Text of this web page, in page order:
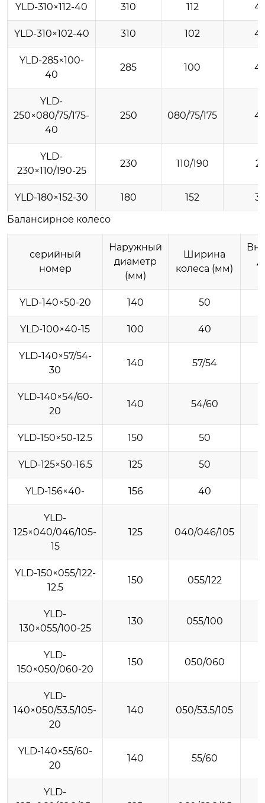
YLD-310×112-40 310 112
YLD-310×102-40 310 102
YLD-285×100-
40
285 100
YLD-
250×080/75/175-
40
250 080/75/175
YLD-
230×110/190-25
230 110/190
YLD-180×152-30 180 152
Балансирное колесо
серийный
номер
Наружный
диаметр
(мм)
Ширина
колеса (мм)
YLD-140×50-20 140 50
YLD-100×40-15 100 40
YLD-140×57/54-
30
140 57/54
YLD-140×54/60-
20
140 54/60
YLD-150×50-12.5 150 50
YLD-125×50-16.5 125 50
YLD-156×40- 156 40
YLD-
125×040/046/105-
15
125 040/046/105
YLD-150×055/122-
12.5
150 055/122
YLD-
130×055/100-25
130 055/100
YLD-
150×050/060-20
150 050/060
YLD-
140×050/53.5/105-
20
140 050/53.5/105
YLD-140×55/60-
20
140 55/60
YLD-